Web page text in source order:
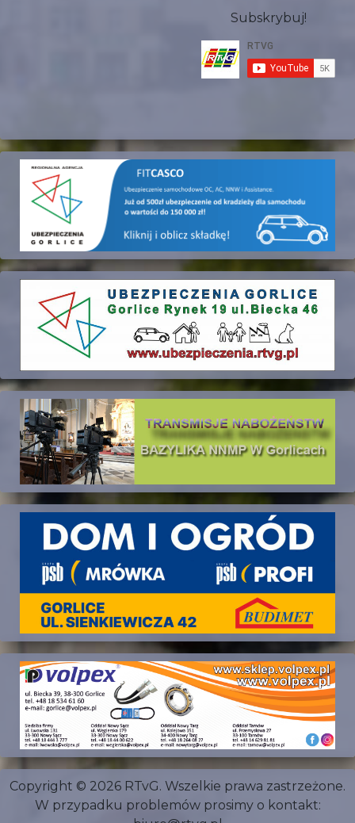
Subskrybuj!
Copyright © 2026 RTvG. Wszelkie prawa zastrzeżone.
W przypadku problemów prosimy o kontakt: